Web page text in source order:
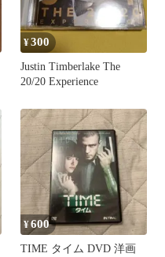
¥300
Justin Timberlake The
20/20 Experience
¥600
TIME タイム DVD 洋画